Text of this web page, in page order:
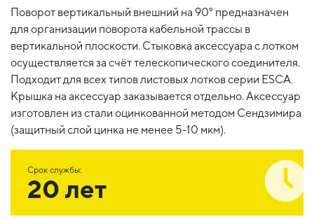
Поворот вертикальный внешний на 90° предназначен
для организации поворота кабельной трассы в
вертикальной плоскости. Стыковка аксессуара с лотком
осуществляется за счёт телескопического соединителя.
Подходит для всех типов листовых лотков серии ESCA.
Крышка на аксессуар заказывается отдельно. Аксессуар
изготовлен из стали оцинкованной методом Сендзимира
(защитный слой цинка не менее 5-10 мкм).
Срок службы:
20 лет